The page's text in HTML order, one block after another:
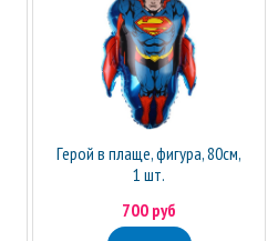
Герой в плаще, фигура, 80см,
1 шт.
700 руб